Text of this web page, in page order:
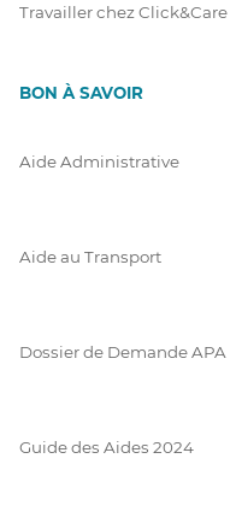
Travailler chez Click&Care
BON À SAVOIR
Aide Administrative
Aide au Transport
Dossier de Demande APA
Guide des Aides 2024